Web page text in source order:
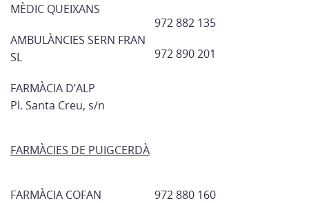
MÈDIC QUEIXANS
AMBULÀNCIES SERN FRAN
SL
FARMÀCIA D’ALP
Pl. Santa Creu, s/n
972 882 135
972 890 201
FARMÀCIES DE PUIGCERDÀ
FARMÀCIA COFAN
972 880 160